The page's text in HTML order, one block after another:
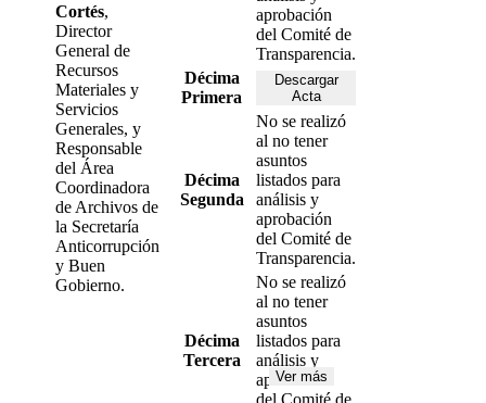
Cortés,
Director
General de
Recursos
Materiales y
Servicios
Generales, y
Responsable
del Área
Coordinadora
de Archivos de
la Secretaría
Anticorrupción
y Buen
Gobierno.
aprobación
del Comité de
Transparencia.
Décima
Primera
Descargar
Acta
Décima
Segunda
No se realizó
al no tener
asuntos
listados para
análisis y
aprobación
del Comité de
Transparencia.
Décima
Tercera
No se realizó
al no tener
asuntos
listados para
análisis y
aprobación
Ver más